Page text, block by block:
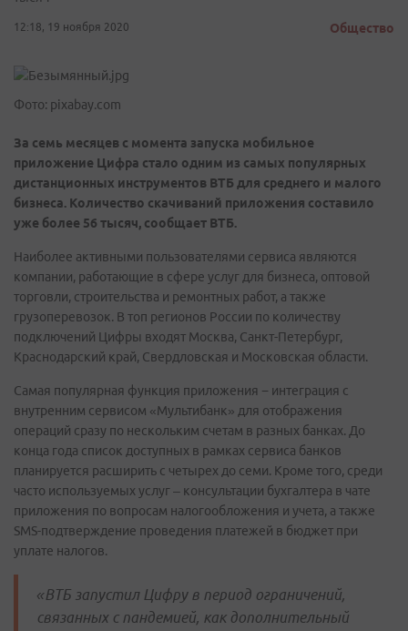
12:18, 19 ноября 2020 Общество
Фото: pixabay.com
За семь месяцев с момента запуска мобильное
приложение Цифра стало одним из самых популярных
дистанционных инструментов ВТБ для среднего и малого
бизнеса. Количество скачиваний приложения составило
уже более 56 тысяч, сообщает ВТБ.
Наиболее активными пользователями сервиса являются
компании, работающие в сфере услуг для бизнеса, оптовой
торговли, строительства и ремонтных работ, а также
грузоперевозок. В топ регионов России по количеству
подключений Цифры входят Москва, Санкт-Петербург,
Краснодарский край, Свердловская и Московская области.
Самая популярная функция приложения − интеграция с
внутренним сервисом «Мультибанк» для отображения
операций сразу по нескольким счетам в разных банках. До
конца года список доступных в рамках сервиса банков
планируется расширить с четырех до семи. Кроме того, среди
часто используемых услуг – консультации бухгалтера в чате
приложения по вопросам налогообложения и учета, а также
SMS-подтверждение проведения платежей в бюджет при
уплате налогов.
«ВТБ запустил Цифру в период ограничений,
связанных с пандемией, как дополнительный